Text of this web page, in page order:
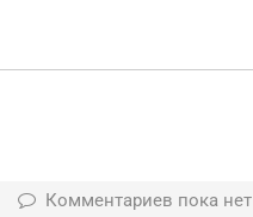
Комментариев пока нет